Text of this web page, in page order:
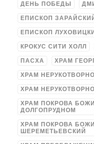
ДЕНЬ ПОБЕДЫ
ЕПИСКОП
ЕПИСКОП
КРОКУС СИТИ ХОЛЛ
ПАСХА ХРАМ
ХРАМ
ХРАМ
ХРАМ ПОКРОВА
ДОЛГОПРУДНОМ
ХРАМ ПОКРОВА
ШЕРЕМЕТЬЕВСКИЙ